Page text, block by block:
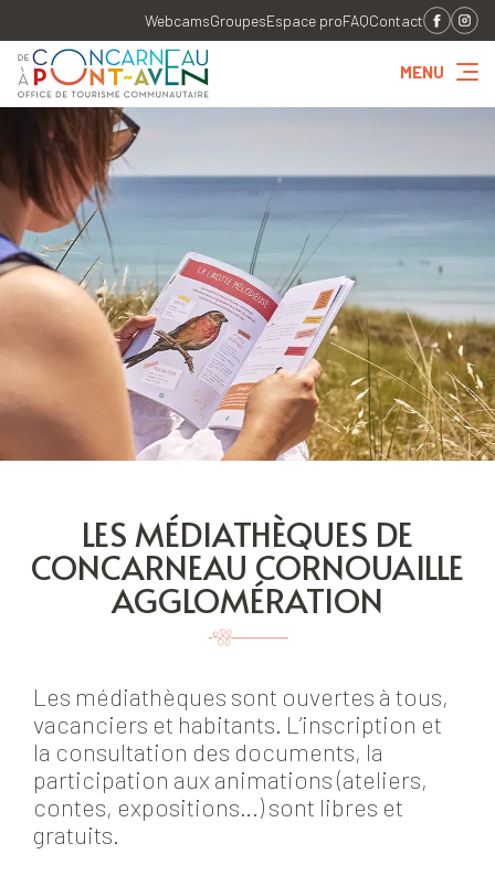
WebcamsGroupesEspace proFAQContact
MENU
LES MÉDIATHÈQUES DE
CONCARNEAU CORNOUAILLE
AGGLOMÉRATION
Les médiathèques sont ouvertes à tous,
vacanciers et habitants. L’inscription et
la consultation des documents, la
participation aux animations (ateliers,
contes, expositions…) sont libres et
gratuits.